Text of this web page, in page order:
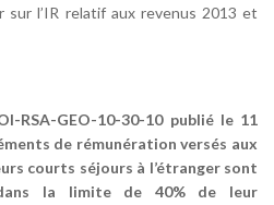
l’IR relatif aux revenus 2013 et
RSA-GEO-10-30-10 publié le 11
de rémunération versés aux
courts séjours à l’étranger sont
dans la limite de 40% de leur